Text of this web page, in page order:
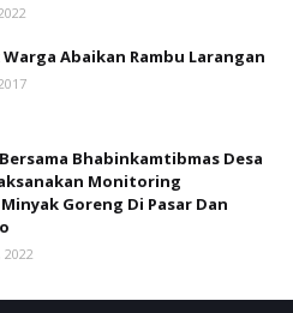
Abaikan Rambu Larangan
Bhabinkamtibmas Desa
Monitoring
Goreng Di Pasar Dan